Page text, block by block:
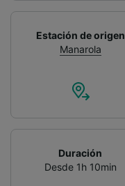
Estación de origen
Manarola
Duración
Desde 1h 10min